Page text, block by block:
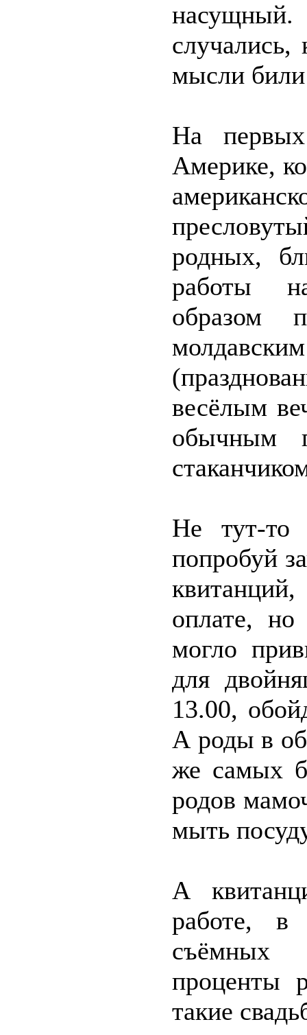
мысли
На
Америке,
родных,
работы
образом
весёлым
обычным
Не тут-то
попробуй
оплате,
могло
для
13.00,
А роды в
же самых
родов
мыть
А
работе, в
съёмных
проценты
такие